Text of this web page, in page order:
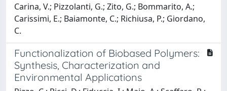
Carina, V.; Pizzolanti, G.; Zito, G.; Bommarito, A.;
Carissimi, E.; Baiamonte, C.; Richiusa, P.; Giordano,
C.
Functionalization of Biobased Polymers:
Synthesis, Characterization and
Environmental Applications